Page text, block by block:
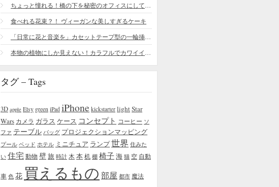
食べれる花束？！ ヴィーガンな美しすぎるケーキ
タグ – Tags
3D apple Etsy green iPad iPhone kickstarter lightStar
Wars カメラ ガラス ケース コンセプト コーヒー ソ
ファ テーブル バッグ プロジェクションマッピング
プール ベッド ホテル ミニチュア ランプ世界 住みた
い 住宅 動物 壁旅 時計 木 本机 棚 椅子海 猫 空 自動
車 色 花 買えるもの 部屋 都市 魔法